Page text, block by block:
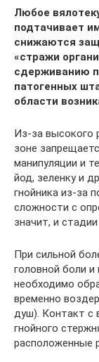
Любое
подтачивает
снижаются
«стражи
сдерживанию
патогенных
области
Из-за высокого
зоне
манипуляции и
йод, зеленку и
гнойника из-за
сложности с
значит, и стадии
При сильной
головной боли
необходимо
временно
душ). Контакт с
гнойного
расположенные